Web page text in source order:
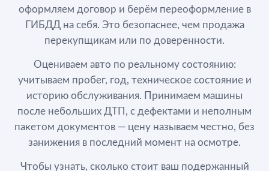
оформляем договор и берём переоформление в
ГИБДД на себя. Это безопаснее, чем продажа
перекупщикам или по доверенности.
Оцениваем авто по реальному состоянию:
учитываем пробег, год, техническое состояние и
историю обслуживания. Принимаем машины
после небольших ДТП, с дефектами и неполным
пакетом документов — цену называем честно, без
занижения в последний момент на осмотре.
Чтобы узнать, сколько стоит ваш подержанный